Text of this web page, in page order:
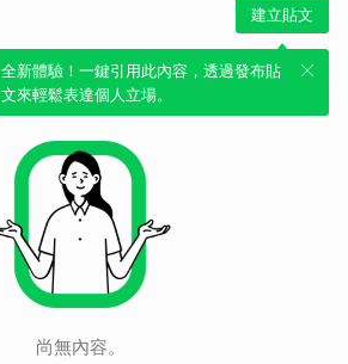
建立貼文
全新體驗！一鍵引用此內容，透過發布貼
文來輕鬆表達個人立場。
尚無內容。